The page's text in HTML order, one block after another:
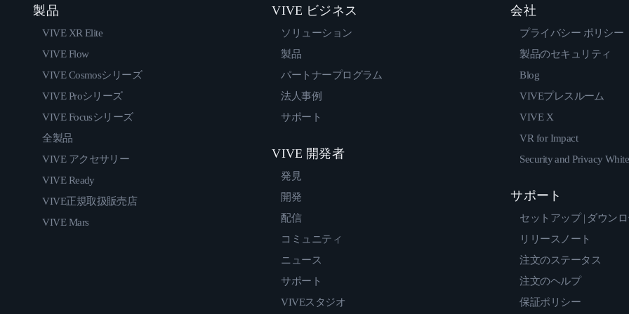
製品
VIVE XR Elite
VIVE Flow
VIVE Cosmosシリーズ
VIVE Proシリーズ
VIVE Focusシリーズ
全製品
VIVE アクセサリー
VIVE Ready
VIVE正規取扱販売店
VIVE Mars
VIVE ビジネス
ソリューション
製品
パートナープログラム
法人事例
サポート
VIVE 開発者
発見
開発
配信
コミュニティ
ニュース
サポート
VIVEスタジオ
会社
プライバシー ポリシー
製品のセキュリティ
Blog
VIVEプレスルーム
VIVE X
VR for Impact
Security and Privacy
サポート
セットアップ | ダウン
リリースノート
注文のステータス
注文のヘルプ
保証ポリシー